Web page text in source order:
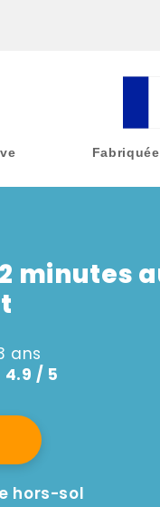
minutes
ans
4.9 / 5
hors-sol